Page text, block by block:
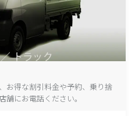
お得な割引料金や予約、乗り捨
舗にお電話ください。